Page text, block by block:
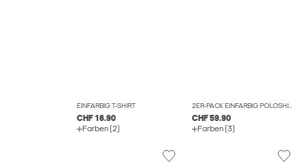
EINFARBIG T-SHIRT
CHF 16.90
Farben (2)
2ER-PACK EINFARBIG POLOSHIRT
CHF 59.90
Farben (3)